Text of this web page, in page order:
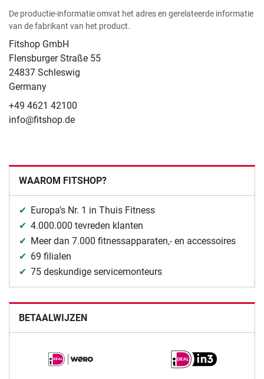
De productie-informatie omvat het adres en gerelateerde informatie
van de fabrikant van het product.
Fitshop GmbH
Flensburger Straße 55
24837 Schleswig
Germany
+49 4621 42100
info@fitshop.de
WAAROM FITSHOP?
Europa's Nr. 1 in Thuis Fitness
4.000.000 tevreden klanten
Meer dan 7.000 fitnessapparaten,- en accessoires
69 filialen
75 deskundige servicemonteurs
BETAALWIJZEN